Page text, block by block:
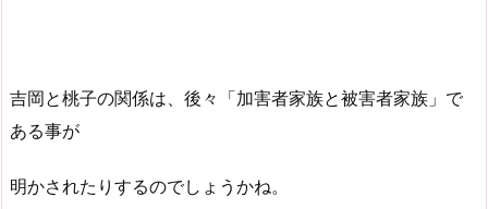
吉岡と桃子の関係は、後々「加害者家族と被害者家族」で
ある事が
明かされたりするのでしょうかね。